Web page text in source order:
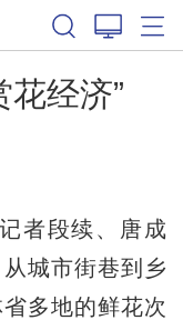
花经济”
段续、唐成
城市街巷到乡
多地的鲜花次